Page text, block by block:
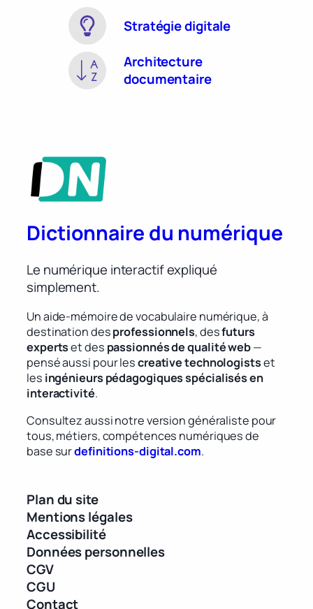
Stratégie digitale
Architecture
documentaire
Dictionnaire du numérique
Le numérique interactif expliqué
simplement.
Un aide-mémoire de vocabulaire numérique, à
destination desprofessionnels, desfuturs
expertset des passionnés de qualité web—
pensé aussi pour lescreative technologistset
les ingénieurs pédagogiques spécialisés en
interactivité.
Consultez aussi notre version généraliste pour
tous, métiers, compétences numériques de
base surdefinitions-digital.com.
Plan du site
Mentions légales
Accessibilité
Données personnelles
CGV
CGU
Contact